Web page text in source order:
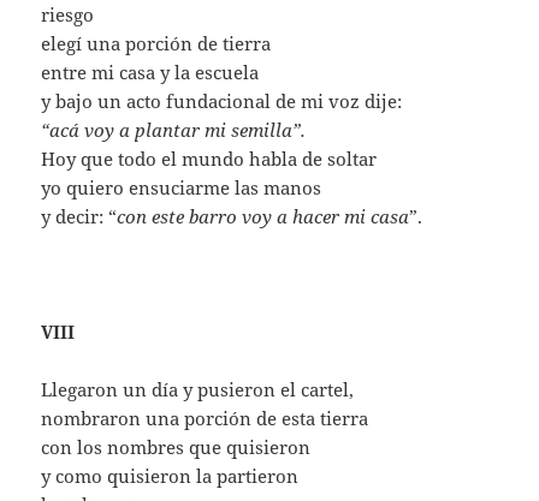
riesgo
elegí una porción de tierra
entre mi casa y la escuela
y bajo un acto fundacional de mi voz dije:
“acá voy a plantar mi semilla”.
Hoy que todo el mundo habla de soltar
yo quiero ensuciarme las manos
y decir: “con este barro voy a hacer mi casa”.
VIII
Llegaron un día y pusieron el cartel,
nombraron una porción de esta tierra
con los nombres que quisieron
y como quisieron la partieron